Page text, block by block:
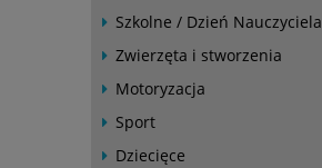
Szkolne / Dzień Nauczyciela
Zwierzęta i stworzenia
Motoryzacja
Sport
Dziecięce